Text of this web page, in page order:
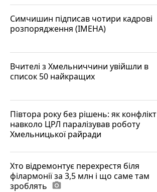
Симчишин підписав чотири кадрові
розпорядження (ІМЕНА)
Вчителі з Хмельниччини увійшли в
список 50 найкращих
Півтора року без рішень: як конфлікт
навколо ЦРЛ паралізував роботу
Хмельницької райради
Хто відремонтує перехрестя біля
філармонії за 3,5 млн і що саме там
зроблять photo_camera